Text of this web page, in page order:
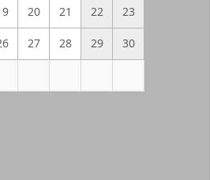
20 21 22 23
27 28 29 30